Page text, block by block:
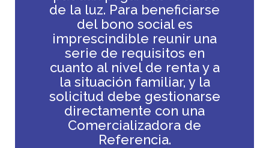
de la luz. Para beneficiarse
del bono social es
imprescindible reunir una
serie de requisitos en
cuanto al nivel de renta y a
la situación familiar, y la
solicitud debe gestionarse
directamente con una
Comercializadora de
Referencia.